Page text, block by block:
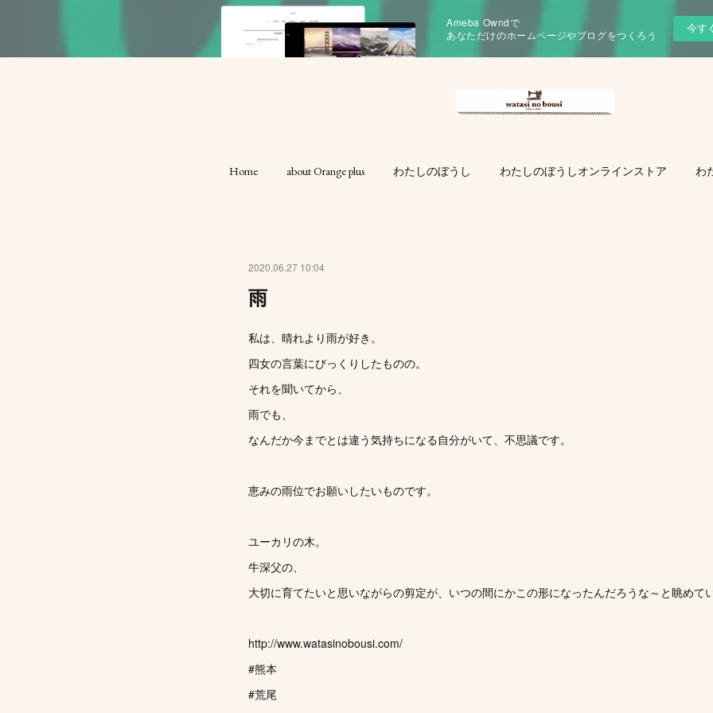
Ameba Owndで
あなただけのホームページやブログをつくろう
今す
Home about Orange plus わたしのぼうし わたしのぼうしオンラインストア わ
2020.06.27 10:04
雨
私は、晴れより雨が好き。
四女の言葉にびっくりしたものの。
それを聞いてから、
雨でも、
なんだか今までとは違う気持ちになる自分がいて、不思議です。
恵みの雨位でお願いしたいものです。
ユーカリの木。
牛深父の、
大切に育てたいと思いながらの剪定が、いつの間にかこの形になったんだろうな～と眺めて
http://www.watasinobousi.com/
#熊本
#荒尾